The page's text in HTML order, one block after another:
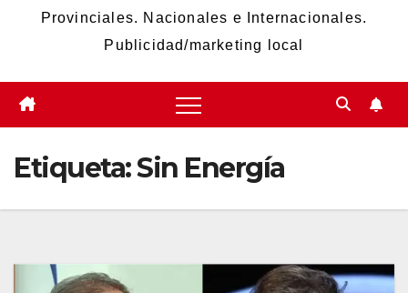
Provinciales. Nacionales e Internacionales.
Publicidad/marketing local
Etiqueta:Sin Energía